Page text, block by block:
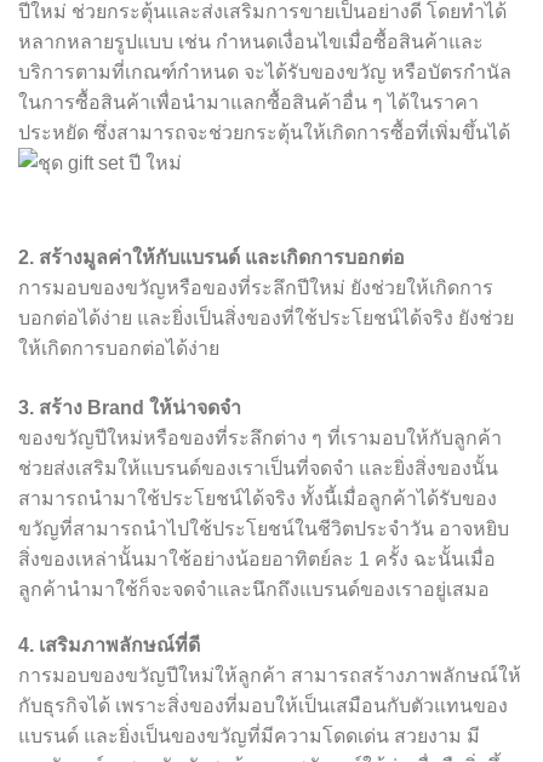
ปีใหม่ ช่วยกระตุ้นและส่งเสริมการขายเป็นอย่างดี โดยทำได้
หลากหลายรูปแบบ เช่น กำหนดเงื่อนไขเมื่อซื้อสินค้าและ
บริการตามที่เกณฑ์กำหนด จะได้รับของขวัญ หรือบัตรกำนัล
ในการซื้อสินค้าเพื่อนำมาแลกซื้อสินค้าอื่น ๆ ได้ในราคา
ประหยัด ซึ่งสามารถจะช่วยกระตุ้นให้เกิดการซื้อที่เพิ่มขึ้นได้
2. สร้างมูลค่าให้กับแบรนด์ และเกิดการบอกต่อ
การมอบของขวัญหรือของที่ระลึกปีใหม่ ยังช่วยให้เกิดการ
บอกต่อได้ง่าย และยิ่งเป็นสิ่งของที่ใช้ประโยชน์ได้จริง ยังช่วย
ให้เกิดการบอกต่อได้ง่าย
3. สร้าง Brand ให้น่าจดจำ
ของขวัญปีใหม่หรือของที่ระลึกต่าง ๆ ที่เรามอบให้กับลูกค้า
ช่วยส่งเสริมให้แบรนด์ของเราเป็นที่จดจำ และยิ่งสิ่งของนั้น
สามารถนำมาใช้ประโยชน์ได้จริง ทั้งนี้เมื่อลูกค้าได้รับของ
ขวัญที่สามารถนำไปใช้ประโยชน์ในชีวิตประจำวัน อาจหยิบ
สิ่งของเหล่านั้นมาใช้อย่างน้อยอาทิตย์ละ 1 ครั้ง ฉะนั้นเมื่อ
ลูกค้านำมาใช้ก็จะจดจำและนึกถึงแบรนด์ของเราอยู่เสมอ
4. เสริมภาพลักษณ์ที่ดี
การมอบของขวัญปีใหม่ให้ลูกค้า สามารถสร้างภาพลักษณ์ให้
กับธุรกิจได้ เพราะสิ่งของที่มอบให้เป็นเสมือนกับตัวแทนของ
แบรนด์ และยิ่งเป็นของขวัญที่มีความโดดเด่น สวยงาม มี